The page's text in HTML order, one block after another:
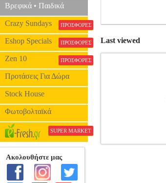
Βρεφικά • Παιδικά
Crazy Sundays ΠΡΟΣΦΟΡΕΣ
Eshop Specials ΠΡΟΣΦΟΡΕΣ
Zen 10 ΠΡΟΣΦΟΡΕΣ
Προτάσεις Για Δώρα
Stock House
Φωτοβολταϊκά
SUPER MARKET
Last viewed